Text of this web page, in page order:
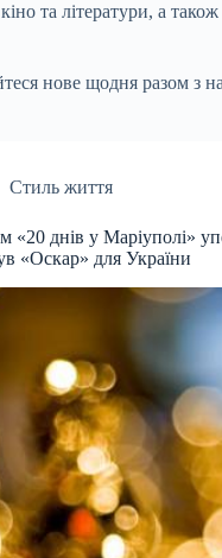
та літератури, а
нове щодня разом з
Стиль життя
«20 днів у Маріуполі»
«Оскар» для України